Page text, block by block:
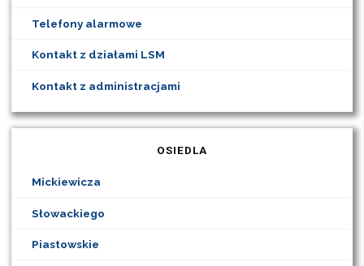
Telefony alarmowe
Kontakt z działami LSM
Kontakt z administracjami
OSIEDLA
Mickiewicza
Słowackiego
Piastowskie